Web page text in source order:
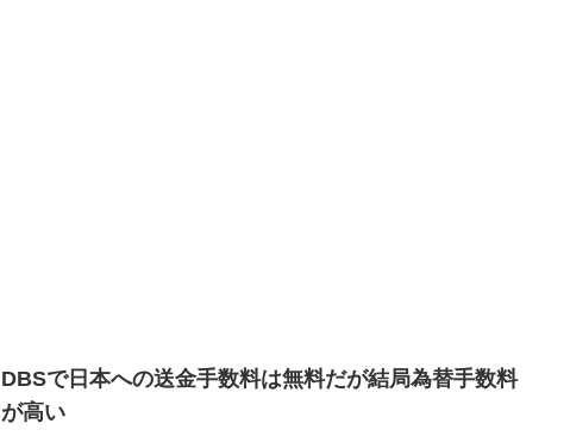
DBSで日本への送金手数料は無料だが結局為替手数料
が高い